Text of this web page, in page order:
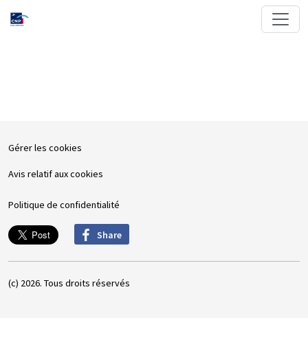
Gérer les cookies
Avis relatif aux cookies
Politique de confidentialité
Share
(c) 2026. Tous droits réservés